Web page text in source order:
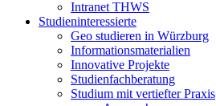
Intranet THWS
Studieninteressierte
Geo studieren in Würzburg
Informationsmaterialien
Innovative Projekte
Studienfachberatung
Studium mit vertiefter Praxis